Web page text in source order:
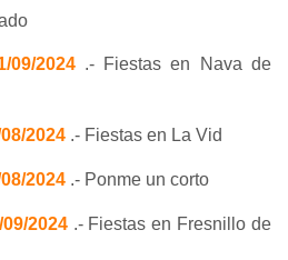
09/2024.- Fiestas en Nava de
2024 .- Fiestas en La Vid
2024 .- Ponme un corto
2024.- Fiestas en Fresnillo de